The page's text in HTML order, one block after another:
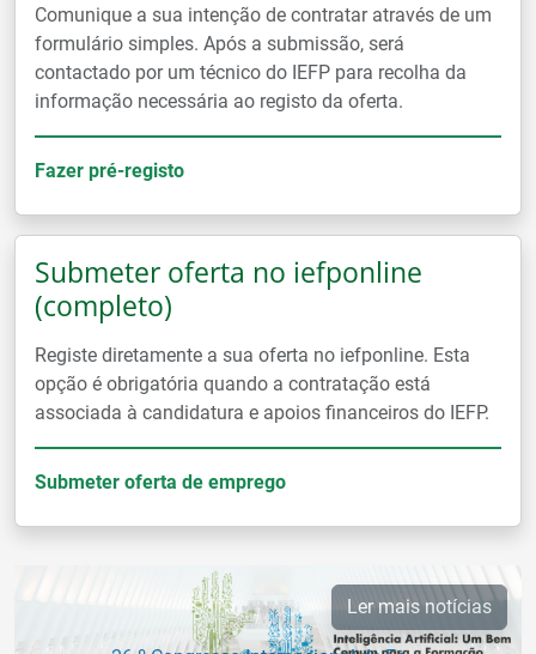
Comunique a sua intenção de contratar através de um
formulário simples. Após a submissão, será
contactado por um técnico do IEFP para recolha da
informação necessária ao registo da oferta.
Fazer pré-registo
Submeter oferta no iefponline
(completo)
Registe diretamente a sua oferta no iefponline. Esta
opção é obrigatória quando a contratação está
associada à candidatura e apoios financeiros do IEFP.
Submeter oferta de emprego
Ler mais notícias